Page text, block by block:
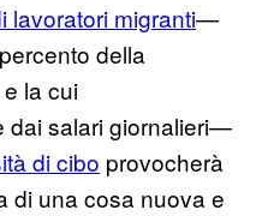
lavoratori migranti—
della
la cui
dai salari giornalieri—
di cibo provocherà
di una cosa nuova e